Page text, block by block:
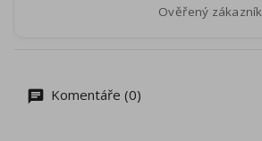
Ověřený
Komentáře (0)